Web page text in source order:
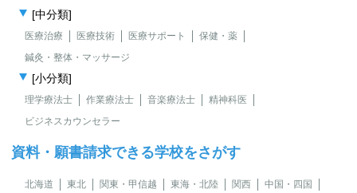
[中分類]
医療治療 医療技術 医療サポート
保健・薬
鍼灸・整体・マッサージ
[小分類]
理学療法士 作業療法士 音楽療法士
精神科医
ビジネスカウンセラー
資料・願書請求できる学校をさがす
北海道 東北 関東・甲信越 東海・北陸 関西
中国・四国